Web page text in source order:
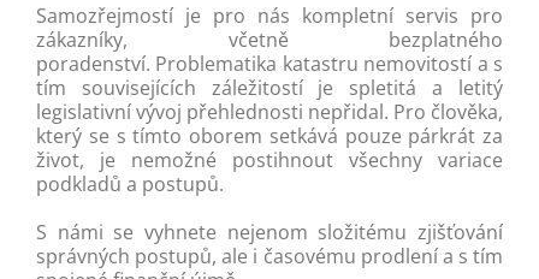
Samozřejmostí je pro nás kompletní servis pro
zákazníky, včetně bezplatného
poradenství. Problematika katastru nemovitostí a s
tím souvisejících záležitostí je spletitá a letitý
legislativní vývoj přehlednosti nepřidal. Pro člověka,
který se s tímto oborem setkává pouze párkrát za
život, je nemožné postihnout všechny variace
podkladů a postupů.
S námi se vyhnete nejenom složitému zjišťování
správných postupů, ale i časovému prodlení a s tím